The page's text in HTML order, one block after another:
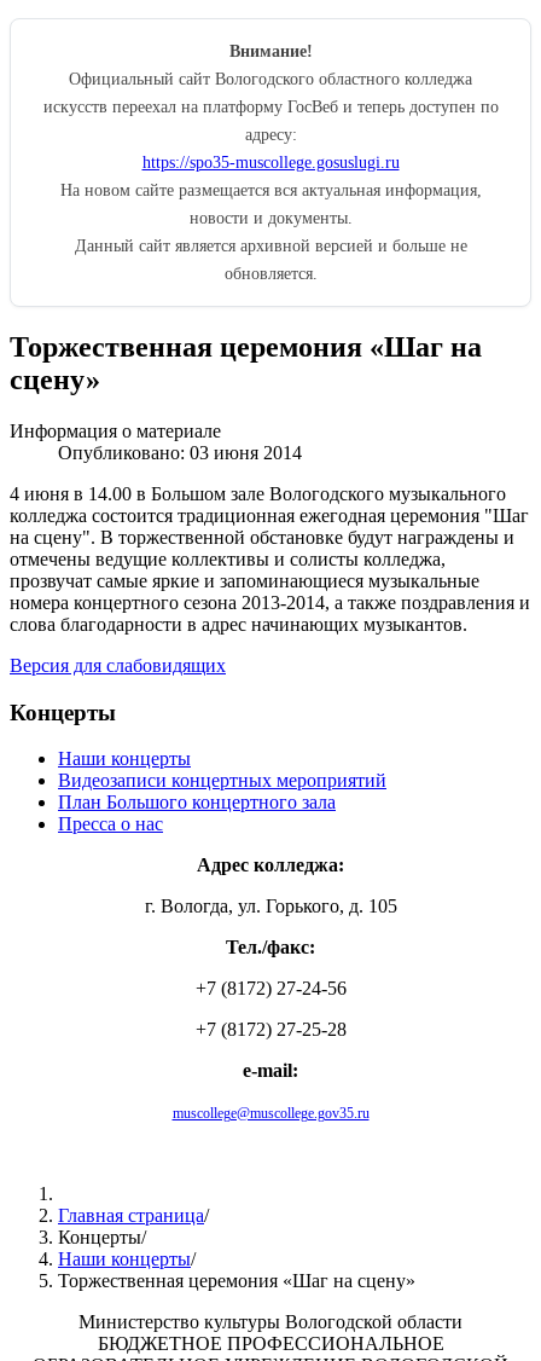
Внимание!
Официальный сайт Вологодского областного колледжа
искусств переехал на платформу ГосВеб и теперь доступен по
адресу:
https://spo35-muscollege.gosuslugi.ru
На новом сайте размещается вся актуальная информация,
новости и документы.
Данный сайт является архивной версией и больше не
обновляется.
Торжественная церемония «Шаг на
сцену»
Информация о материале
Опубликовано: 03 июня 2014
4 июня в 14.00 в Большом зале Вологодского музыкального
колледжа состоится традиционная ежегодная церемония "Шаг
на сцену". В торжественной обстановке будут награждены и
отмечены ведущие коллективы и солисты колледжа,
прозвучат самые яркие и запоминающиеся музыкальные
номера концертного сезона 2013-2014, а также поздравления и
слова благодарности в адрес начинающих музыкантов.
Версия для слабовидящих
Концерты
Наши концерты
Видеозаписи концертных мероприятий
План Большого концертного зала
Пресса о нас
Адрес колледжа:
г. Вологда, ул. Горького, д. 105
Тел./факс:
+7 (8172) 27-24-56
+7 (8172) 27-25-28
e-mail:
muscollege@muscollege.gov35.ru
Главная страница/
Концерты/
Наши концерты/
Торжественная церемония «Шаг на сцену»
Министерство культуры Вологодской области
БЮДЖЕТНОЕ ПРОФЕССИОНАЛЬНОЕ